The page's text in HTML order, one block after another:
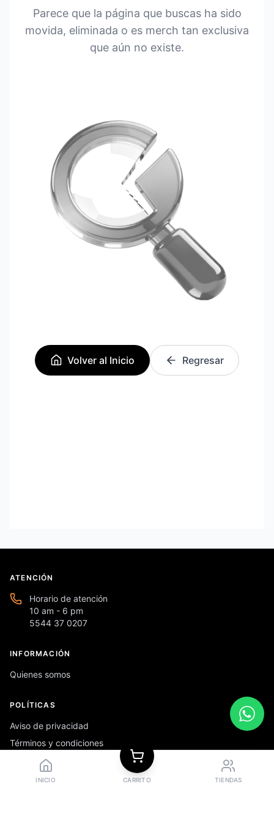
Parece que la página que buscas ha sido
movida, eliminada o es merch tan exclusiva
que aún no existe.
Volver al Inicio Regresar
INICIO CARRITO TIENDAS
ATENCIÓN
Horario de atención
10 am - 6 pm
5544 37 0207
INFORMACIÓN
Quienes somos
POLÍTICAS
Aviso de privacidad
Términos y condiciones
Preguntas frecuentes